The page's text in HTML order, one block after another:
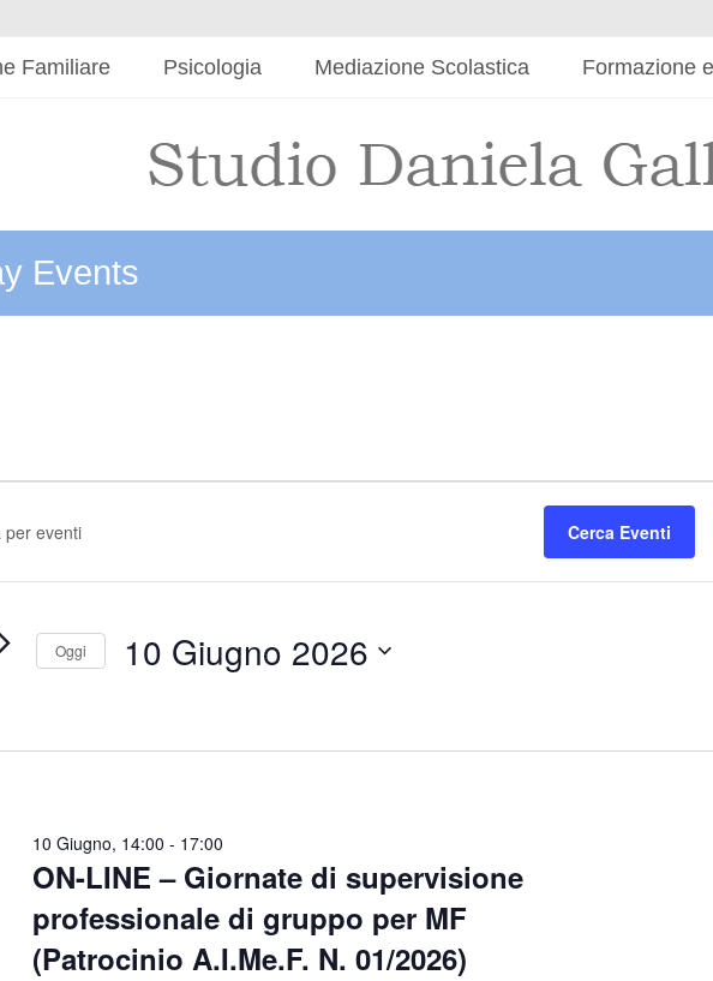
Familiare Psicologia Mediazione Scolastica Formazione
Events
Cerca Eventi
Oggi 10 Giugno 2026
data.
ON-LINE – Giornate di supervisione
professionale di gruppo per MF
(Patrocinio A.I.Me.F. N. 01/2026)
10 Giugno, 14:00 - 17:00